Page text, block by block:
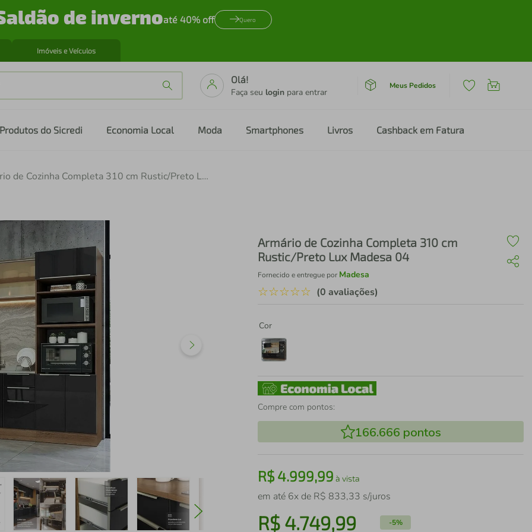
de invernoaté 40% off Quero
Imóveis e Veículos
Olá!
Faça seu login para entrar
Meus Pedidos
Produtos do Sicredi Economia Local Moda Smartphones Livros Cashback em Fatura
Armário de Cozinha Completa 310 cm Rustic/Preto Lux Madesa 04
Armário de Cozinha Completa 310 cm
Rustic/Preto Lux Madesa 04
Fornecido e entregue por Madesa
☆☆☆☆☆ (0 avaliações)
Cor
Compre com pontos:
166.666 pontos
R$4.999,99 à vista
em até 6x de R$ 833,33 s/juros
R$ 4.749,99 -5%